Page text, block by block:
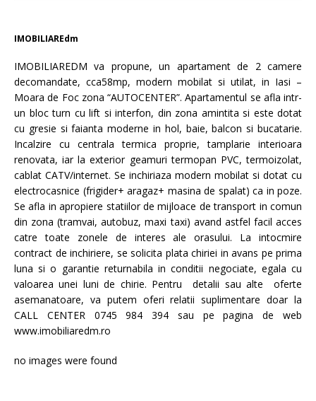
IMOBILIAREdm
IMOBILIAREDM va propune, un apartament de 2 camere
decomandate, cca58mp, modern mobilat si utilat, in Iasi –
Moara de Foc zona “AUTOCENTER”. Apartamentul se afla intr-
un bloc turn cu lift si interfon, din zona amintita si este dotat
cu gresie si faianta moderne in hol, baie, balcon si bucatarie.
Incalzire cu centrala termica proprie, tamplarie interioara
renovata, iar la exterior geamuri termopan PVC, termoizolat,
cablat CATV/internet. Se inchiriaza modern mobilat si dotat cu
electrocasnice (frigider+ aragaz+ masina de spalat) ca in poze.
Se afla in apropiere statiilor de mijloace de transport in comun
din zona (tramvai, autobuz, maxi taxi) avand astfel facil acces
catre toate zonele de interes ale orasului. La intocmire
contract de inchiriere, se solicita plata chiriei in avans pe prima
luna si o garantie returnabila in conditii negociate, egala cu
valoarea unei luni de chirie. Pentru detalii sau alte oferte
asemanatoare, va putem oferi relatii suplimentare doar la
CALL CENTER 0745 984 394 sau pe pagina de web
www.imobiliaredm.ro
no images were found